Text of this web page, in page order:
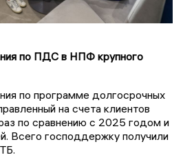
по ПДС в НПФ крупного
по программе долгосрочных
на счета клиентов
по сравнению с 2025 годом и
Всего господдержку получили